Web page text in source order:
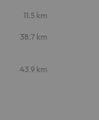
11.5 km
38.7 km
43.9 km